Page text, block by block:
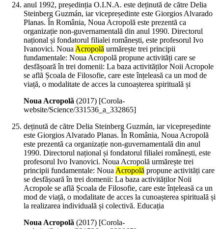
anul 1992, președinția O.I.N.A. este deținută de către Delia
Steinberg Guzmán, iar vicepreședinte este Giorgios Alvarado
Planas. În România, Noua Acropolă este prezentă ca
organizație non-guvernamentală din anul 1990. Directorul
național și fondatorul filialei românești, este profesorul Ivo
Ivanovici. NouaAcropolă urmărește trei principii
fundamentale: Noua Acropolă propune activități care se
desfășoară în trei domenii: La baza activităților Noii Acropole
se află Școala de Filosofie, care este înțeleasă ca un mod de
viață, o modalitate de acces la cunoașterea spirituală și
Noua Acropolă (2017) [Corola-
website/Science/331536_a_332865]
deținută de către Delia Steinberg Guzmán, iar vicepreședinte
este Giorgios Alvarado Planas. În România, Noua Acropolă
este prezentă ca organizație non-guvernamentală din anul
1990. Directorul național și fondatorul filialei românești, este
profesorul Ivo Ivanovici. Noua Acropolă urmărește trei
principii fundamentale: NouaAcropolă propune activități care
se desfășoară în trei domenii: La baza activităților Noii
Acropole se află Școala de Filosofie, care este înțeleasă ca un
mod de viață, o modalitate de acces la cunoașterea spirituală și
la realizarea individuală și colectivă. Educația
Noua Acropolă (2017) [Corola-